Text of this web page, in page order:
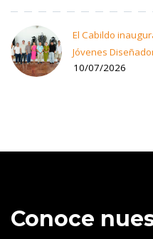
El Cabildo
Jóvenes
10/07/2026
Conoce